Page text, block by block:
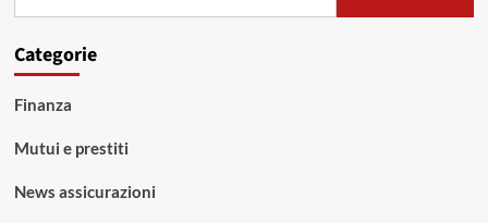
Categorie
Finanza
Mutui e prestiti
News assicurazioni